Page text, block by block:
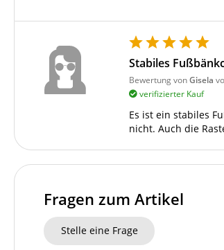
Stabiles
Bewertung vonGisela
verifizierter Kauf
Es ist ein stabiles
nicht. Auch die
Fragen zum Artikel
Stelle eine Frage